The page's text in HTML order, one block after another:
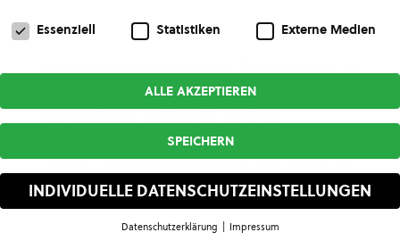
Bio-Info – Das Do-it-yourself-Paket
Grundlagen der Bio-Zertifizierung. Unsere
Basisinformationen bereit, die Umsetzung
Betrieb.
Datenschutzeinstellungen
Essenziell Statistiken Externe Medien
ALLE AKZEPTIEREN
SPEICHERN
INDIVIDUELLE DATENSCHUTZEINSTELLUNGEN
Datenschutzerklärung Impressum